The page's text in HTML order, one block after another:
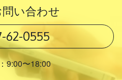
い合わせ
号
62-0555
9:00〜18:00